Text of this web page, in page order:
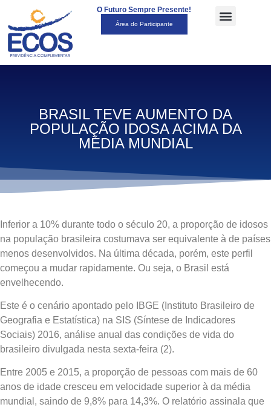
O Futuro Sempre Presente!
Área do Participante
BRASIL TEVE AUMENTO DA
POPULAÇÃO IDOSA ACIMA DA
MÉDIA MUNDIAL
Inferior a 10% durante todo o século 20, a proporção de idosos
na população brasileira costumava ser equivalente à de países
menos desenvolvidos. Na última década, porém, este perfil
começou a mudar rapidamente. Ou seja, o Brasil está
envelhecendo.
Este é o cenário apontado pelo IBGE (Instituto Brasileiro de
Geografia e Estatística) na SIS (Síntese de Indicadores
Sociais) 2016, análise anual das condições de vida do
brasileiro divulgada nesta sexta-feira (2).
Entre 2005 e 2015, a proporção de pessoas com mais de 60
anos de idade cresceu em velocidade superior à da média
mundial, saindo de 9,8% para 14,3%. O relatório assinala que